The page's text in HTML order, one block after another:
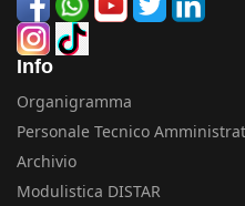
Info
Organigramma
Personale Tecnico
Archivio
Modulistica DISTAR